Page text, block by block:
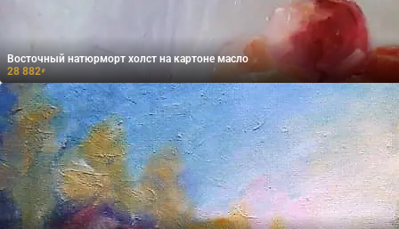
Восточный натюрморт холст на картоне масло
28 882₽